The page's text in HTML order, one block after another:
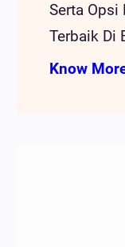
Serta Opsi
Terbaik Di
Know